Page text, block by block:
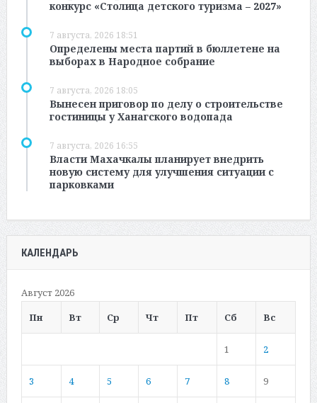
конкурс «Столица детского туризма – 2027»
7 августа, 2026 18:51
Определены места партий в бюллетене на
выборах в Народное собрание
7 августа, 2026 18:05
Вынесен приговор по делу о строительстве
гостиницы у Ханагского водопада
7 августа, 2026 16:55
Власти Махачкалы планирует внедрить
новую систему для улучшения ситуации с
парковками
КАЛЕНДАРЬ
Август 2026
Пн
Вт Ср Чт Пт Сб Вс
1 2
3 4 5 6 7 8 9